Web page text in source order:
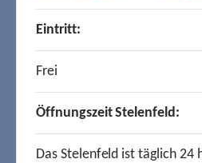
Eintritt:
Frei
Öffnungszeit Stelenfeld:
Das Stelenfeld ist täglich 24